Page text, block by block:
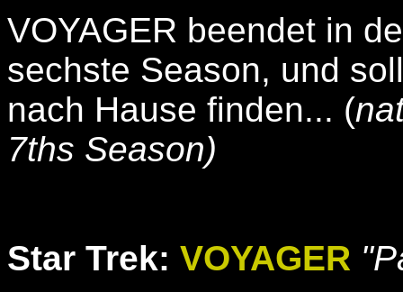
VOYAGER beendet in
sechste Season, und
nach Hause finden... (
7ths Season)
Star Trek: VOYAGER